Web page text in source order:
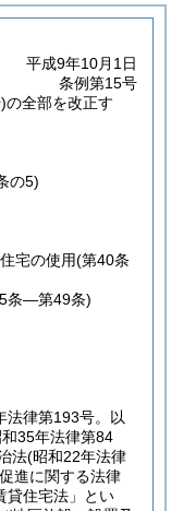
平成9年10月1日
条例第15号
の全部を改正す
の5)
宅の使用(第40条
条―第49条)
法律第193号。以
35年法律第84
法(昭和22年法律
進に関する法律
貸住宅法」とい